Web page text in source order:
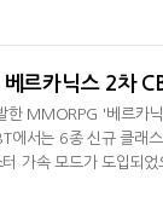
호쾌한 액션의 세계
르카닉스 2차
한 MMORPG '베르카
에서는 6종 신규 클래
가속 모드가 도입되
수렴, 반영하여 게이